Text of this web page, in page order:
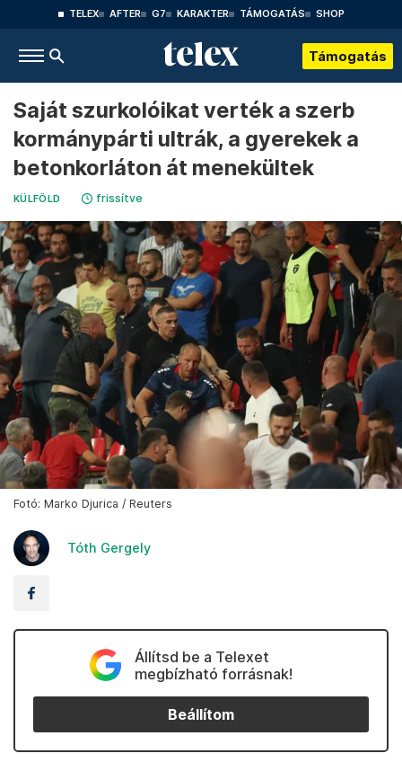
TELEX AFTER G7 KARAKTER TÁMOGATÁS SHOP
Támogatás
Saját szurkolóikat verték a szerb
kormánypárti ultrák, a gyerekek a
betonkorláton át menekültek
KÜLFÖLD frissítve
Fotó: Marko Djurica / Reuters
Tóth Gergely
Állítsd be a Telexet
megbízható forrásnak!
Beállítom